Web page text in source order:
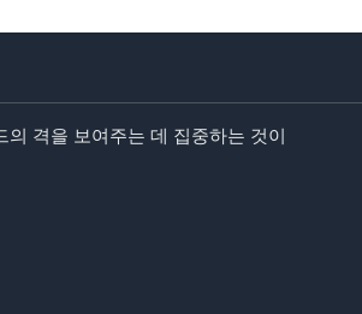
격을 보여주는 데 집중하는 것이